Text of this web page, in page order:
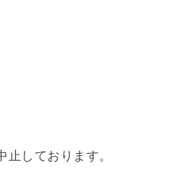
止しております。